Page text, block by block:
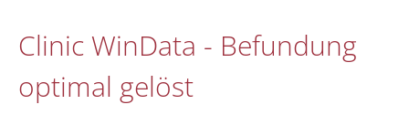
Clinic WinData - Befundung
optimal gelöst